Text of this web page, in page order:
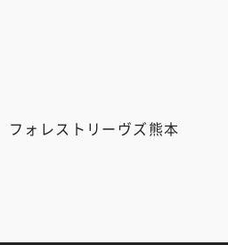
フォレストリーヴズ熊本